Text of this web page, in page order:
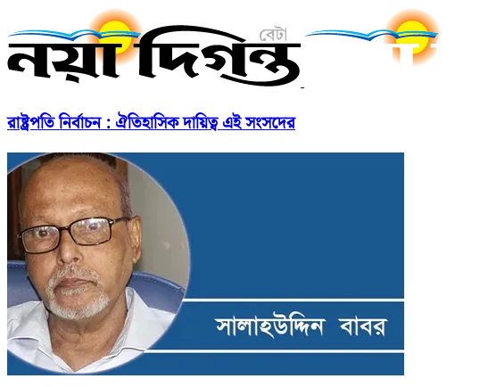
রাষ্ট্রপতি নির্বাচন : ঐতিহাসিক দায়িত্ব এই সংসদের